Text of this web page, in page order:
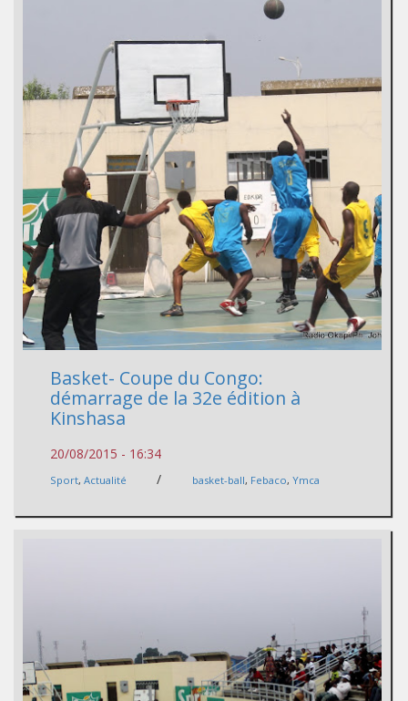
Basket- Coupe du Congo:
démarrage de la 32e édition à
Kinshasa
20/08/2015 - 16:34
Sport, Actualité / basket-ball, Febaco, Ymca